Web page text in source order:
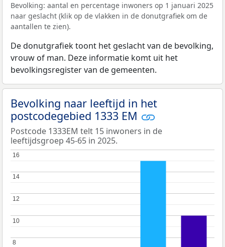
Bevolking: aantal en percentage inwoners op 1 januari 2025
naar geslacht (klik op de vlakken in de donutgrafiek om de
aantallen te zien).
De donutgrafiek toont het geslacht van de bevolking,
vrouw of man. Deze informatie komt uit het
bevolkingsregister van de gemeenten.
Bevolking naar leeftijd in het
postcodegebied 1333 EM
Postcode 1333EM telt 15 inwoners in de
leeftijdsgroep 45-65 in 2025.
8
8
10
10
12
12
14
14
16
16